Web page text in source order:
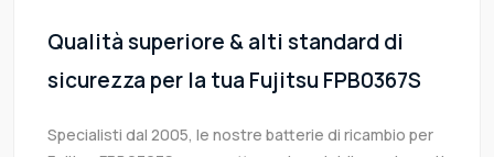
Qualità superiore & alti standard di
sicurezza per la tua Fujitsu FPB0367S
Specialisti dal 2005, le nostre batterie di ricambio per